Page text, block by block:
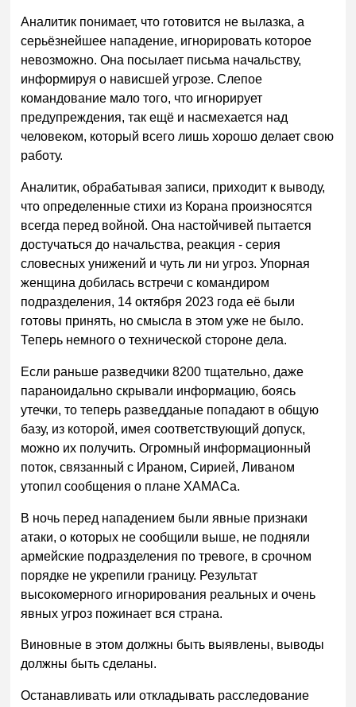
Аналитик понимает, что готовится не вылазка, а
серьёзнейшее нападение, игнорировать которое
невозможно. Она посылает письма начальству,
информируя о нависшей угрозе. Слепое
командование мало того, что игнорирует
предупреждения, так ещё и насмехается над
человеком, который всего лишь хорошо делает свою
работу.
Аналитик, обрабатывая записи, приходит к выводу,
что определенные стихи из Корана произносятся
всегда перед войной. Она настойчивей пытается
достучаться до начальства, реакция - серия
словесных унижений и чуть ли ни угроз. Упорная
женщина добилась встречи с командиром
подразделения, 14 октября 2023 года её были
готовы принять, но смысла в этом уже не было.
Теперь немного о технической стороне дела.
Если раньше разведчики 8200 тщательно, даже
параноидально скрывали информацию, боясь
утечки, то теперь разведданые попадают в общую
базу, из которой, имея соответствующий допуск,
можно их получить. Огромный информационный
поток, связанный с Ираном, Сирией, Ливаном
утопил сообщения о плане ХАМАСа.
В ночь перед нападением были явные признаки
атаки, о которых не сообщили выше, не подняли
армейские подразделения по тревоге, в срочном
порядке не укрепили границу. Результат
высокомерного игнорирования реальных и очень
явных угроз пожинает вся страна.
Виновные в этом должны быть выявлены, выводы
должны быть сделаны.
Останавливать или откладывать расследование